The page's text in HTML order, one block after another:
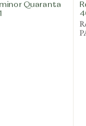
Quaranta